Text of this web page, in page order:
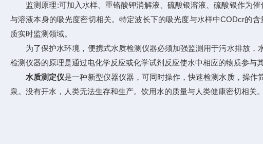
监测原理:可加入水样、重铬酸钾消解液、硫酸银溶液、硫酸银作为催
与溶液本身的吸光度密切相关。特定波长下的吸光度与水样中CODcr的
质实时监测领域。
为了保护水环境，便携式水质检测仪器必须加强监测用于污水排放，
检测仪器的原理是通过电化学反应或化学试剂反应使水中相应的物质参与
水质测定仪是一种新型仪器仪器，可同时操作，快速检测水质，操
泉。没有开水，人类无法生存和生产。饮用水的质量与人类健康密切相